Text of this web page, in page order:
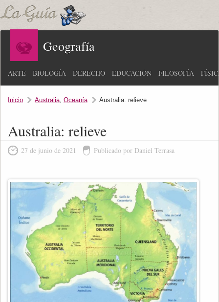
Geografía
ARTE BIOLOGÍA DERECHO EDUCACIÓN FILOSOFÍA
Inicio Australia, Oceanía Australia: relieve
Australia: relieve
27 de junio de 2021 Publicado por Daniel Terrasa